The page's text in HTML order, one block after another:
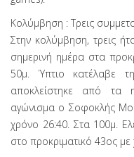
Κολύμβηση : Τρεις
Στην κολύμβηση, τρεις
σημερινή ημέρα στα
50μ. Ύπτιο κατέλαβε
αποκλείστηκε από τα
αγώνισμα ο Σοφοκλής
χρόνο 26:40. Στα 100μ.
στο προκριματικό 43ος με